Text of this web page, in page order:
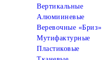
Вертикальные
Алюмииневые
Веревочные «Бриз»
Мутифактурные
Пластиковые